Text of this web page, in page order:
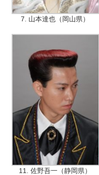
7. 山本達也（岡山県）
11. 佐野吾一（静岡県）